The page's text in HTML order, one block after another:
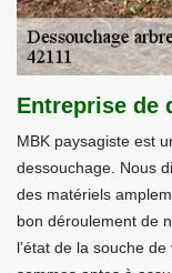
Entreprise de
MBK paysagiste est
dessouchage. Nous
des matériels
bon déroulement de
l’état de la souche